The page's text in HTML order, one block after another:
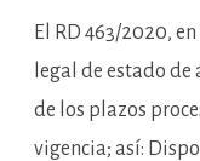
El RD 463/2020,
legal de estado
de los plazos
vigencia; así: